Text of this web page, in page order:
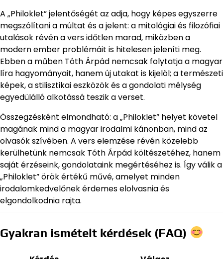
A „Philoklet” jelentőségét az adja, hogy képes egyszerre
megszólítani a múltat és a jelent: a mitológiai és filozófiai
utalások révén a vers időtlen marad, miközben a
modern ember problémáit is hitelesen jeleníti meg.
Ebben a műben Tóth Árpád nemcsak folytatja a magyar
líra hagyományait, hanem új utakat is kijelöl; a természeti
képek, a stilisztikai eszközök és a gondolati mélység
egyedülálló alkotássá teszik a verset.
Összegzésként elmondható: a „Philoklet” helyet követel
magának mind a magyar irodalmi kánonban, mind az
olvasók szívében. A vers elemzése révén közelebb
kerülhetünk nemcsak Tóth Árpád költészetéhez, hanem
saját érzéseink, gondolataink megértéséhez is. Így válik a
„Philoklet” örök értékű művé, amelyet minden
irodalomkedvelőnek érdemes elolvasnia és
elgondolkodnia rajta.
Gyakran ismételt kérdések (FAQ)